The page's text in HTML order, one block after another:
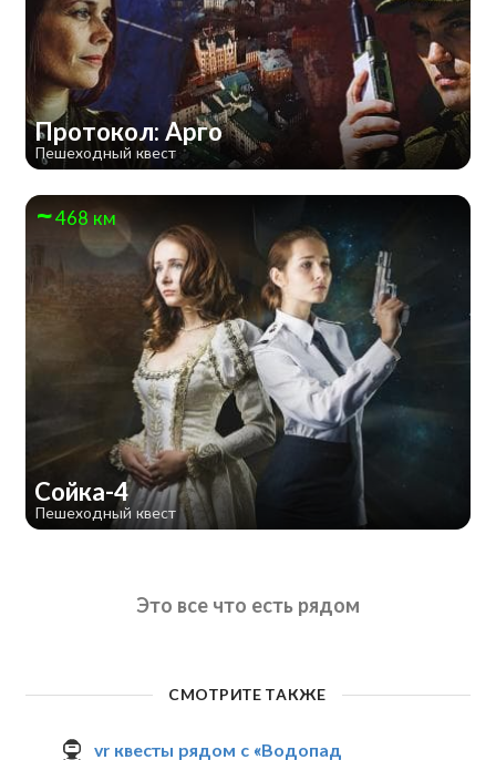
Протокол: Арго
Пешеходный квест
468 км
Сойка-4
Пешеходный квест
Это все что есть рядом
СМОТРИТЕ ТАКЖЕ
vr квесты рядом с «Водопад